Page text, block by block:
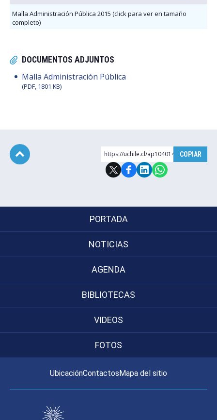
Malla Administración Pública 2015 (click para ver en tamaño
completo)
DOCUMENTOS ADJUNTOS
Malla Administración Pública
(PDF, 1801 KB)
https://uchile.cl/ap104014 COPIAR
PORTADA
NOTICIAS
AGENDA
BIBLIOTECAS
VIDEOS
FOTOS
UbicaciónContactosMapa del sitio